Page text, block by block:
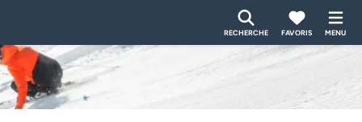
RECHERCHE FAVORIS MENU